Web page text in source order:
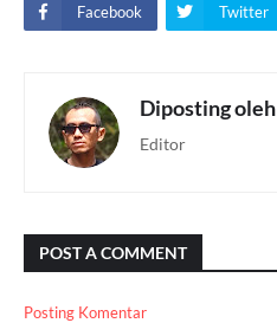
Facebook Twitter
Diposting oleh
Editor
POST A COMMENT
Posting Komentar